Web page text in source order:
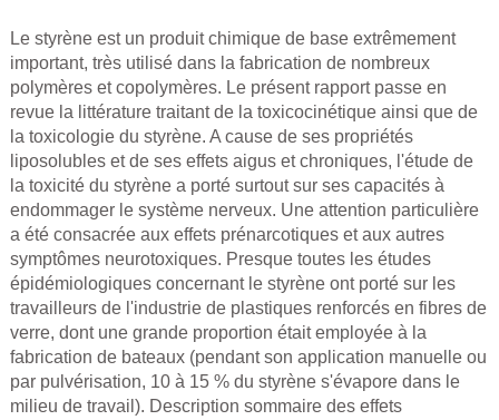
Le styrène est un produit chimique de base extrêmement
important, très utilisé dans la fabrication de nombreux
polymères et copolymères. Le présent rapport passe en
revue la littérature traitant de la toxicocinétique ainsi que de
la toxicologie du styrène. A cause de ses propriétés
liposolubles et de ses effets aigus et chroniques, l'étude de
la toxicité du styrène a porté surtout sur ses capacités à
endommager le système nerveux. Une attention particulière
a été consacrée aux effets prénarcotiques et aux autres
symptômes neurotoxiques. Presque toutes les études
épidémiologiques concernant le styrène ont porté sur les
travailleurs de l'industrie de plastiques renforcés en fibres de
verre, dont une grande proportion était employée à la
fabrication de bateaux (pendant son application manuelle ou
par pulvérisation, 10 à 15 % du styrène s'évapore dans le
milieu de travail). Description sommaire des effets